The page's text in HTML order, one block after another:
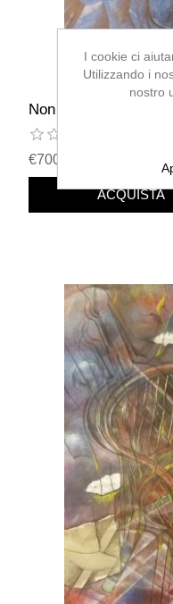
Non Finirà Mai-
€7000,00 IVA inclusa
ACQUISTA
I cookie ci
Utilizzando i
nostro